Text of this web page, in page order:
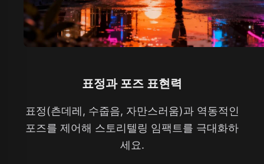
표정과 포즈 표현력
표정(츤데레, 수줍음, 자만스러움)과 역동적인
포즈를 제어해 스토리텔링 임팩트를 극대화하
세요.